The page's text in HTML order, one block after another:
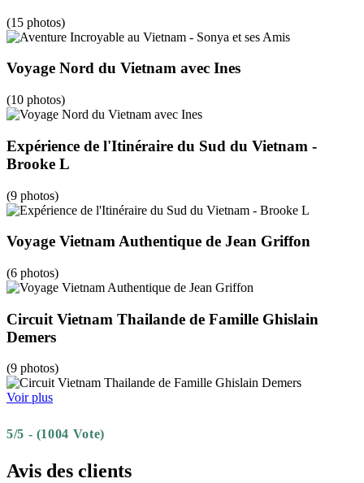
(15 photos)
Voyage Nord du Vietnam avec Ines
(10 photos)
Expérience de l'Itinéraire du Sud du Vietnam -
Brooke L
(9 photos)
Voyage Vietnam Authentique de Jean Griffon
(6 photos)
Circuit Vietnam Thailande de Famille Ghislain
Demers
(9 photos)
Voir plus
5/5 - (1004 Vote)
Avis des clients